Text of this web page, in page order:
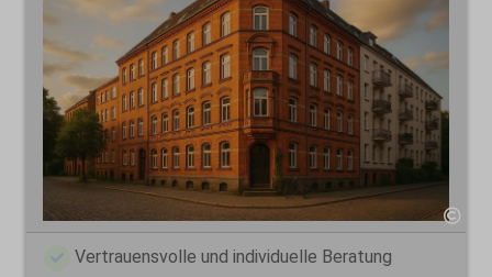
Vertrauensvolle und individuelle Beratung